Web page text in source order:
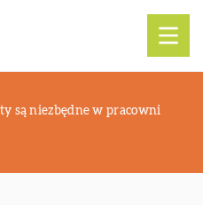
są niezbędne w pracowni